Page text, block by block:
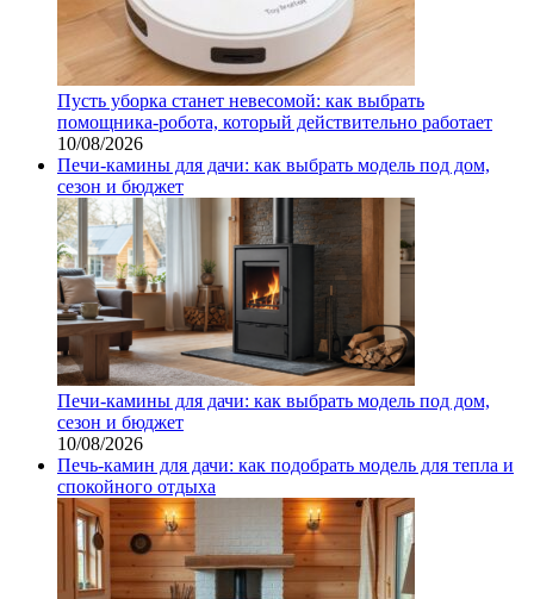
Пусть уборка станет невесомой: как выбрать
помощника‑робота, который действительно работает
10/08/2026
Печи-камины для дачи: как выбрать модель под дом,
сезон и бюджет
Печи-камины для дачи: как выбрать модель под дом,
сезон и бюджет
10/08/2026
Печь-камин для дачи: как подобрать модель для тепла и
спокойного отдыха